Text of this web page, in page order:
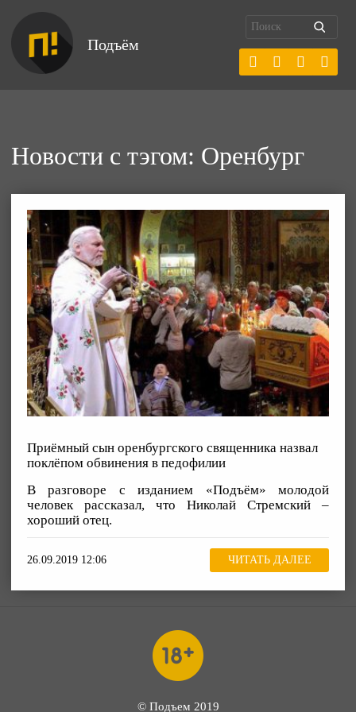
Подъём
Новости с тэгом: Оренбург
Приёмный сын оренбургского священника назвал
поклёпом обвинения в педофилии
В разговоре с изданием «Подъём» молодой
человек рассказал, что Николай Стремский –
хороший отец.
26.09.2019 12:06 ЧИТАТЬ ДАЛЕЕ
© Подъем 2019